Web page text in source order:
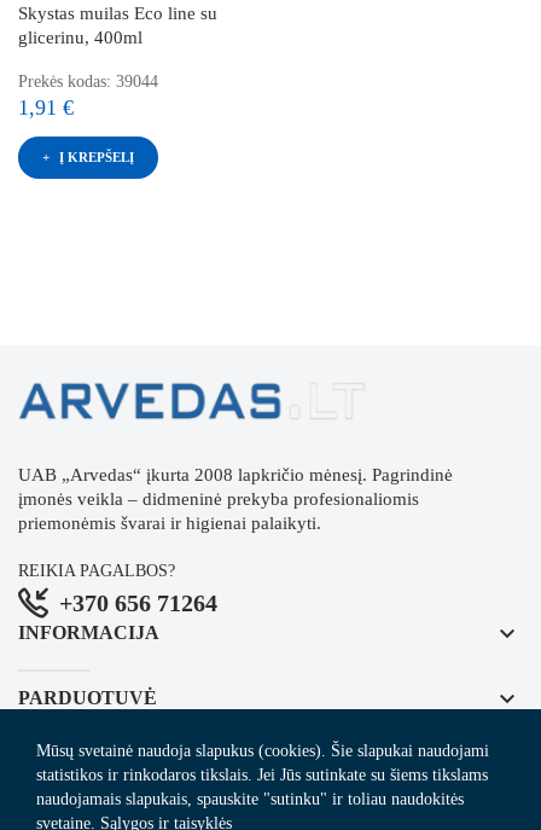
Skystas muilas Eco line su
glicerinu, 400ml
Prekės kodas: 39044
1,91 €
Į KREPŠELĮ
UAB „Arvedas“ įkurta 2008 lapkričio mėnesį. Pagrindinė
įmonės veikla – didmeninė prekyba profesionaliomis
priemonėmis švarai ir higienai palaikyti.
REIKIA PAGALBOS?
+370 656 71264
INFORMACIJA keyboard_arrow_down
PARDUOTUVĖ keyboard_arrow_down
REGISTRUOKITĖS NAUJIENLAIŠKIUI
Mūsų svetainė naudoja slapukus (cookies). Šie slapukai naudojami
statistikos ir rinkodaros tikslais. Jei Jūs sutinkate su šiems tikslams
naudojamais slapukais, spauskite "sutinku" ir toliau naudokitės
svetaine. Sąlygos ir taisyklės